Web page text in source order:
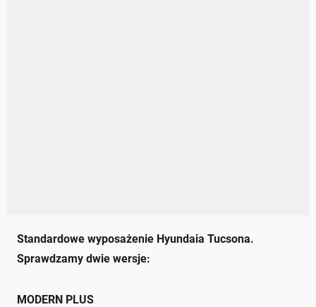
Standardowe wyposażenie Hyundaia Tucsona.
Sprawdzamy dwie wersje:
MODERN PLUS